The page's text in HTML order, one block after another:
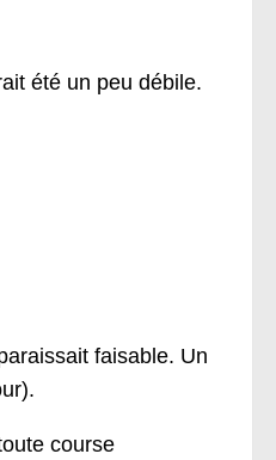
été un peu débile.
faisable. Un
course